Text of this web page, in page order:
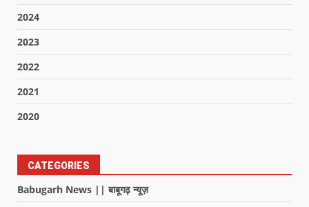
2024
2023
2022
2021
2020
CATEGORIES
Babugarh News || बाबूगढ़ न्यूज़